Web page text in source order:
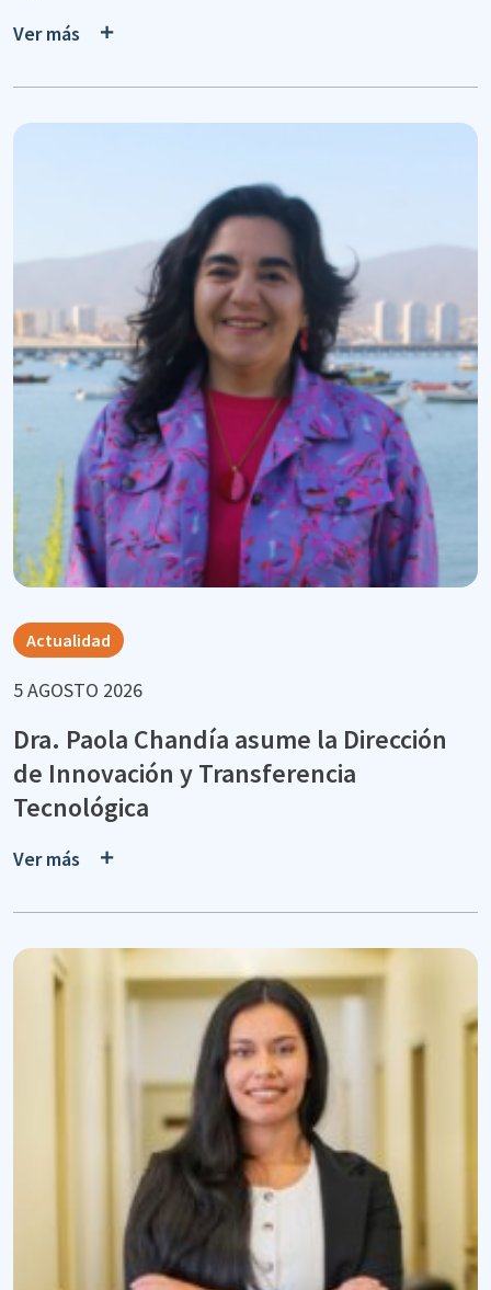
Ver más
Actualidad
5 AGOSTO 2026
Dra. Paola Chandía asume la Dirección
de Innovación y Transferencia
Tecnológica
Ver más